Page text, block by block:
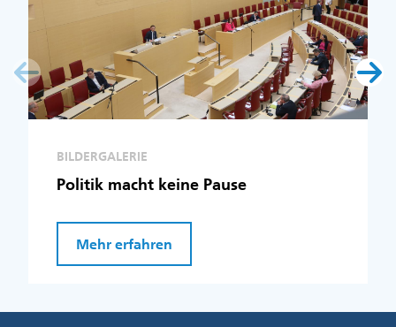
BILDERGALERIE
Politik macht keine Pause
Mehr erfahren